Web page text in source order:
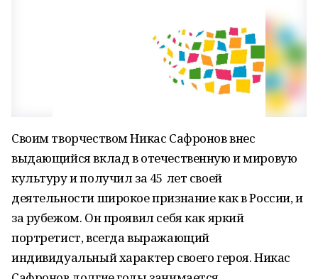
Своим творчеством Никас Сафронов внес
выдающийся вклад в отечественную и мировую
культуру и получил за 45 лет своей
деятельности широкое признание как в России, и
за рубежом. Он проявил себя как яркий
портретист, всегда выражающий
индивидуальный характер своего героя. Никас